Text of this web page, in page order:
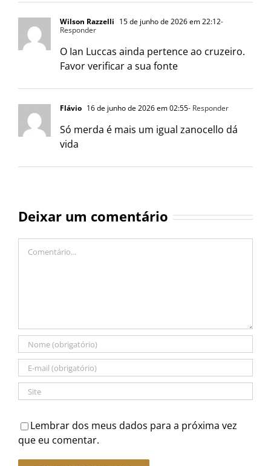
Wilson Razzelli 15 de junho de 2026 em 22:12-
Responder
O Ian Luccas ainda pertence ao cruzeiro.
Favor verificar a sua fonte
Flávio 16 de junho de 2026 em 02:55- Responder
Só merda é mais um igual zanocello dá
vida
Deixar um comentário
Lembrar dos meus dados para a próxima vez
que eu comentar.